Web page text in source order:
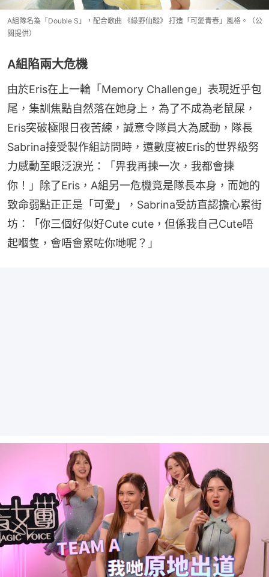
A組隊名為「Double S」，配合歌曲 《綠野仙蹤》 打造「可愛青春」風格。（公
關提供）
A組陷兩大危機
由於Eris在上一輪「Memory Challenge」表現近乎包
尾，集訓焦點自然落在她身上，為了不成為老鼠屎，
Eris突破極限日夜苦練，誠意令隊員大為感動，隊長
Sabrina接受製作組訪問時，還數度被Eris的世界級努
力感動至眼泛淚光：「畀我再揀一次，我都會揀
你！」除了Eris，A組另一危機竟是隊長本身，而她的
致命弱點正正是「可愛」，Sabrina受訪直認擔心累街
坊：「你三個好似好Cute cute，但係我自己Cute唔
起嗰隻，會唔會累咗你哋呢？」